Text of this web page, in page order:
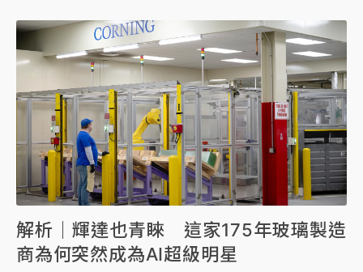
解析｜輝達也青睞 這家175年玻璃製造
商為何突然成為AI超級明星